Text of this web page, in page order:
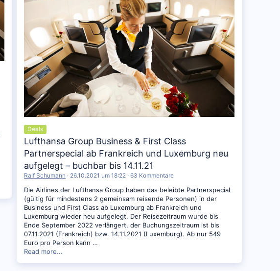
Deals
Lufthansa Group Business & First Class
Partnerspecial ab Frankreich und Luxemburg neu
aufgelegt – buchbar bis 14.11.21
Ralf Schumann 26.10.2021 um 18:22 63 Kommentare
Die Airlines der Lufthansa Group haben das beleibte Partnerspecial
(gültig für mindestens 2 gemeinsam reisende Personen) in der
Business und First Class ab Luxemburg ab Frankreich und
Luxemburg wieder neu aufgelegt. Der Reisezeitraum wurde bis
Ende September 2022 verlängert, der Buchungszeitraum ist bis
07.11.2021 (Frankreich) bzw. 14.11.2021 (Luxemburg). Ab nur 549
Euro pro Person kann …
Read more...